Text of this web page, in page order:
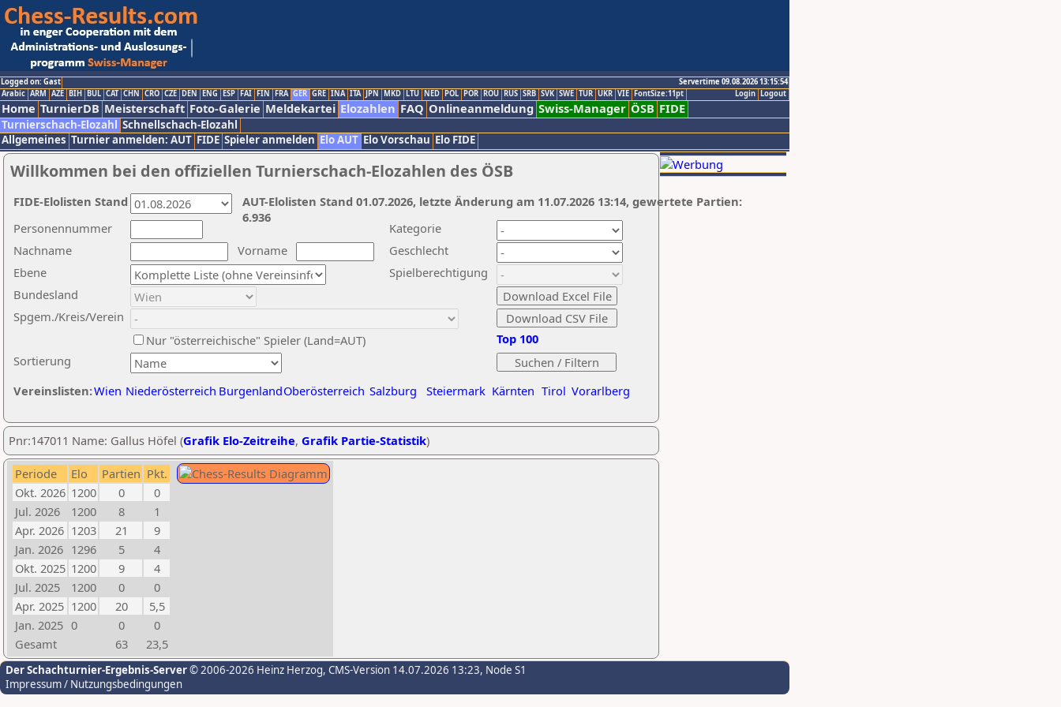
Logged on: Gast
Servertime 09.08.2026 13:15:54
Logout
Login
Arabic ARM AZE BIH BUL CAT CHN CRO CZE DEN ENG ESP FAI FIN FRA GER GRE INA ITA JPN MKD LTU NED POL POR ROU RUS SRB SVK SWE TUR UKR VIE FontSize:11pt
Home TurnierDB Meisterschaft Foto-Galerie Meldekartei Elozahlen FAQ Onlineanmeldung Swiss-Manager ÖSB FIDE
Turnierschach-Elozahl Schnellschach-Elozahl
Allgemeines Turnier anmelden: AUT FIDE Spieler anmelden Elo AUT Elo Vorschau Elo FIDE
Willkommen bei den offiziellen Turnierschach-Elozahlen des ÖSB
Nachname
Vorname
Ebene
Kategorie
Sortierung
Personennummer
Bundesland
Spgem./Kreis/Verein
Geschlecht
Nur "österreichische" Spieler (Land=AUT)
Spielberechtigung
Vereinslisten:Wien Niederösterreich BurgenlandOberösterreich Salzburg Steiermark Kärnten Tirol Vorarlberg
Top 100
AUT-Elolisten Stand 01.07.2026, letzte Änderung am 11.07.2026 13:14, gewertete Partien:
6.936
FIDE-Elolisten Stand
Pnr:147011 Name: Gallus Höfel (Grafik Elo-Zeitreihe, Grafik Partie-Statistik)
Periode Elo Partien Pkt.
Okt. 2026 1200 0
0
Jul. 2026
1200 8
1
Apr. 2026 1203 21
9
Jan. 2026 1296 5
4
Okt. 2025 1200 9
4
Jul. 2025
1200 0
0
Apr. 2025 1200 20
5,5
Jan. 2025 0 0
0
Gesamt
63 23,5
Der Schachturnier-Ergebnis-Server© 2006-2026 Heinz Herzog, CMS-Version 14.07.2026 13:23, Node S1
Impressum / Nutzungsbedingungen